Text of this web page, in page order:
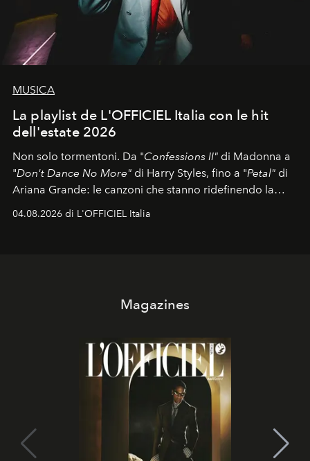
MUSICA
La playlist de L'OFFICIEL Italia con le hit
dell'estate 2026
Non solo tormentoni. Da "Confessions II" di Madonna a
"Don't Dance No More" di Harry Styles, fino a "Petal" di
Ariana Grande: le canzoni che stanno ridefinendo la
colonna sonora della stagione.
04.08.2026 di L'OFFICIEL Italia
Magazines